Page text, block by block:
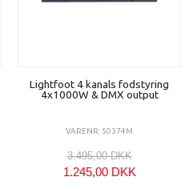
Lightfoot 4 kanals fodstyring
4x1000W & DMX output
VARENR: 50374M
3.495,00 DKK
1.245,00 DKK